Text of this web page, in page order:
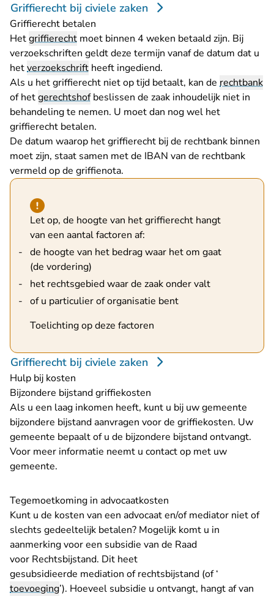
Griffierecht bij civiele zaken
Griffierecht betalen
Hetgriffierecht moet binnen 4 weken betaald zijn. Bij
verzoekschriften geldt deze termijn vanaf de datum dat u
hetverzoekschrift heeft ingediend.
Als u het griffierecht niet op tijd betaalt, kan de rechtbank
of hetgerechtshofbeslissen de zaak inhoudelijk niet in
behandeling te nemen. U moet dan nog wel het
griffierecht betalen.
De datum waarop het griffierecht bij de rechtbank binnen
moet zijn, staat samen met de IBAN van de rechtbank
vermeld op de griffienota.
Hint van type waarschuwing
Let op, de hoogte van het griffierecht hangt
van een aantal factoren af:
de hoogte van het bedrag waar het om gaat
(de vordering)
het rechtsgebied waar de zaak onder valt
of u particulier of organisatie bent
Toelichting op deze factoren
Griffierecht bij civiele zaken
Hulp bij kosten
Bijzondere bijstand griffiekosten
Als u een laag inkomen heeft, kunt u bij uw gemeente
bijzondere bijstand aanvragen voor de griffiekosten. Uw
gemeente bepaalt of u de bijzondere bijstand ontvangt.
Voor meer informatie neemt u contact op met uw
gemeente.
Tegemoetkoming in advocaatkosten
Kunt u de kosten van een advocaat en/of mediator niet of
slechts gedeeltelijk betalen? Mogelijk komt u in
aanmerking voor een subsidie van de Raad
voor Rechtsbijstand. Dit heet
gesubsidieerde mediation of rechtsbijstand (of ‘
toevoeging’). Hoeveel subsidie u ontvangt, hangt af van